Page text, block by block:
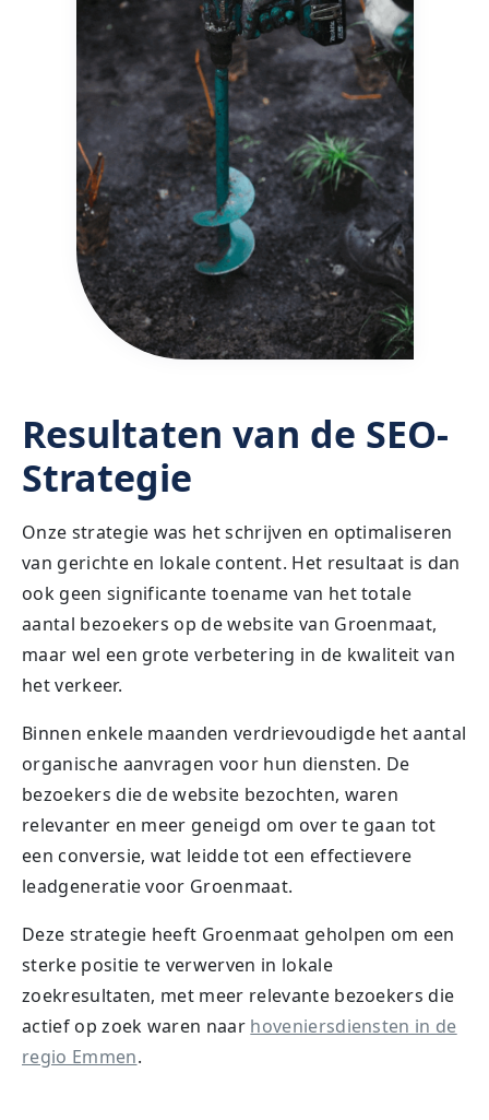
Resultaten van de SEO-
Strategie
Onze strategie was het schrijven en optimaliseren
van gerichte en lokale content. Het resultaat is dan
ook geen significante toename van het totale
aantal bezoekers op de website van Groenmaat,
maar wel een grote verbetering in de kwaliteit van
het verkeer.
Binnen enkele maanden verdrievoudigde het aantal
organische aanvragen voor hun diensten. De
bezoekers die de website bezochten, waren
relevanter en meer geneigd om over te gaan tot
een conversie, wat leidde tot een effectievere
leadgeneratie voor Groenmaat.
Deze strategie heeft Groenmaat geholpen om een
sterke positie te verwerven in lokale
zoekresultaten, met meer relevante bezoekers die
actief op zoek waren naar hoveniersdiensten in de
regio Emmen.